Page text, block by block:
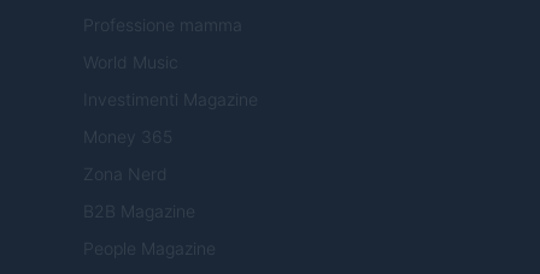
Professione mamma
World Music
Investimenti Magazine
Money 365
Zona Nerd
B2B Magazine
People Magazine